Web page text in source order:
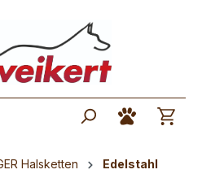
Halsketten Edelstahl